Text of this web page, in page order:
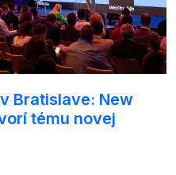
Bratislave: New
tému novej